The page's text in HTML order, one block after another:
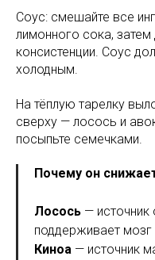
Соус: смешайте все
лимонного сока,
консистенции. Соус
холодным.
На тёплую тарелку
сверху — лосось и
посыпьте семечками.
Почему он
Лосось — источник
поддерживает мозг
Киноа — источник